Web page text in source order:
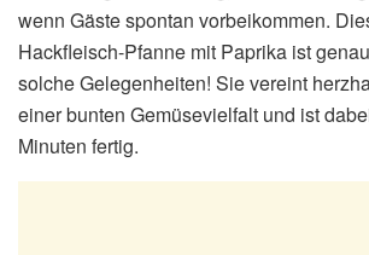
wenn Gäste spontan vorbeikommen.
Hackfleisch-Pfanne mit Paprika ist
solche Gelegenheiten! Sie vereint
einer bunten Gemüsevielfalt und ist
Minuten fertig.